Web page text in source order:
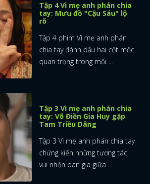
Tập 4 Vì mẹ anh phán chia
tay: Mưu đồ "Cậu Sáu" lộ
rõ
Tập 4 phim Vì mẹ anh phán
chia tay đánh dấu hai cột mốc
quan trọng trong mối ...
Tập 3 Vì mẹ anh phán chia
tay: Võ Điền Gia Huy gặp
Tam Triều Dâng
Tập 3 Vì mẹ anh phán chia tay
chứng kiến những tương tác
vui nhộn oan gia giữa ...